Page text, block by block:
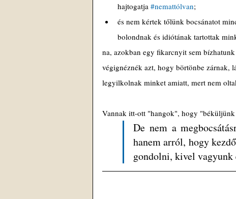
hajtogatja #nemattólvan;
és nem kértek tőlünk bocsánatot
bolondnak és idiótának tartottak
na, azokban egy fikarcnyit sem
végignéznék azt, hogy börtönbe zárnak,
legyilkolnak minket amiatt, mert nem
Vannak itt-ott "hangok", hogy
De nem a
hanem arról, hogy
gondolni, kivel vagyunk